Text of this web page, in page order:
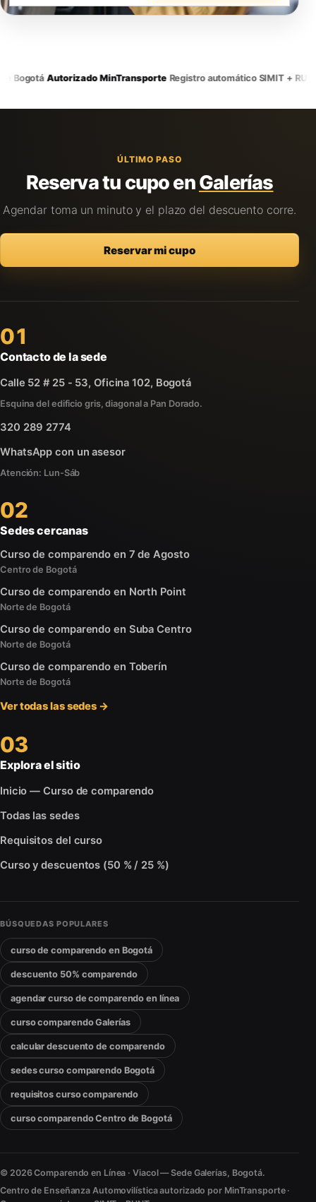
Bogotá·Autorizado MinTransporte·Registro automático SIMIT + RUNT
ÚLTIMO PASO
Reserva tu cupo enGalerías
Agendar toma un minuto y el plazo del descuento corre.
Reservar mi cupo
01
Contacto de la sede
Calle 52 # 25 - 53, Oficina 102, Bogotá
Esquina del edificio gris, diagonal a Pan Dorado.
320 289 2774
WhatsApp con un asesor
Atención: Lun-Sáb
02
Sedes cercanas
Curso de comparendo en 7 de Agosto
Centro de Bogotá
Curso de comparendo en North Point
Norte de Bogotá
Curso de comparendo en Suba Centro
Norte de Bogotá
Curso de comparendo en Toberín
Norte de Bogotá
Ver todas las sedes →
03
Explora el sitio
Inicio — Curso de comparendo
Todas las sedes
Requisitos del curso
Curso y descuentos (50 % / 25 %)
BÚSQUEDAS POPULARES
curso de comparendo en Bogotá
descuento 50% comparendo
agendar curso de comparendo en línea
curso comparendo Galerías
calcular descuento de comparendo
sedes curso comparendo Bogotá
requisitos curso comparendo
curso comparendo Centro de Bogotá
© 2026 Comparendo en Línea · Viacol — Sede Galerías, Bogotá.
Centro de Enseñanza Automovilística autorizado por MinTransporte ·